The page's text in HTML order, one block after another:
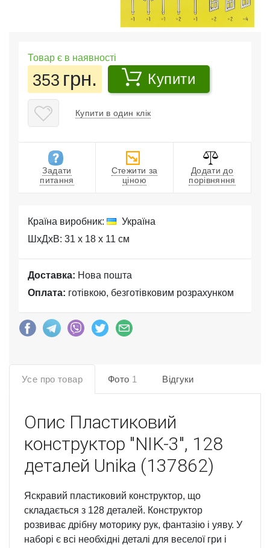
Товар є в наявності
353 грн. Купити
Купити в один клік
Задати
питання
Стежити за
ціною
Додати до
порівняння
Країна виробник:
Україна
ШхДхВ: 31 x 18 x 11 см
Доставка: Нова пошта
Оплата: готівкою, безготівковим розрахунком
Усе про товар Фото 1 Відгуки
Опис Пластиковий
конструктор "NIK-3", 128
деталей Unika (137862)
Яскравий пластиковий конструктор, що
складається з 128 деталей. Конструктор
розвиває дрібну моторику рук, фантазію і уяву. У
наборі є всі необхідні деталі для веселої гри і